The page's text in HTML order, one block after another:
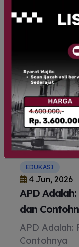
EDUKASI
4 Jun, 2026
APD
dan
APD Adalah:
Contohnya